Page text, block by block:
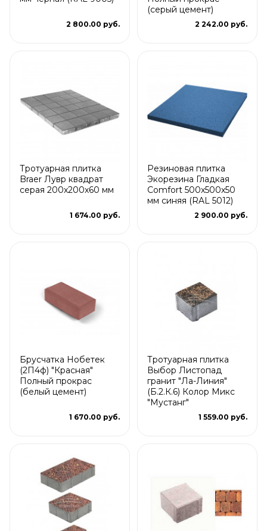
2 800.00 руб.
(серый цемент)
2 242.00 руб.
Тротуарная плитка
Braer Лувр квадрат
серая 200х200х60 мм
1 674.00 руб.
Резиновая плитка
Экорезина Гладкая
Comfort 500x500x50
мм синяя (RAL 5012)
2 900.00 руб.
Брусчатка Нобетек
(2П4ф) "Красная"
Полный прокрас
(белый цемент)
1 670.00 руб.
Тротуарная плитка
Выбор Листопад
гранит "Ла-Линия"
(Б.2.К.6) Колор Микс
"Мустанг"
1 559.00 руб.